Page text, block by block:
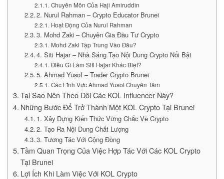
Chuyên Môn Của Haji Amiruddin
2. Nurul Rahman – Crypto Educator Brunei
Hoạt Động Của Nurul Rahman
3. Mohd Zaki – Chuyên Gia Đầu Tư Crypto
Mohd Zaki Tập Trung Vào Đâu?
4. Siti Hajar – Nhà Sáng Tạo Nội Dung Crypto Nổi Bật
Điều Gì Làm Siti Hajar Khác Biệt?
5. Ahmad Yusof – Trader Crypto Brunei
Các Lĩnh Vực Ahmad Yusof Chuyên Tâm
Tại Sao Nên Theo Dõi Các KOL Influencer Này?
Những Bước Để Trở Thành Một KOL Crypto Tại Brunei
1. Xây Dựng Kiến Thức Vững Chắc Về Crypto
2. Tạo Ra Nội Dung Chất Lượng
3. Tương Tác Với Cộng Đồng
Tầm Quan Trọng Của Việc Hợp Tác Với Các KOL Crypto
Tại Brunei
Lợi Ích Khi Làm Việc Với KOL Crypto